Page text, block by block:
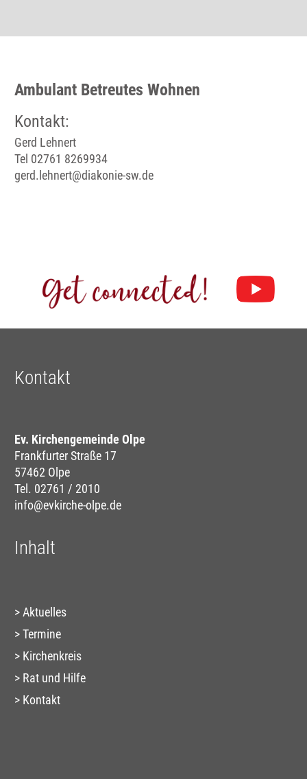
Ambulant Betreutes Wohnen
Kontakt:
Gerd Lehnert
Tel 02761 8269934
gerd.lehnert@diakonie-sw.de
Kontakt
Ev. Kirchengemeinde Olpe
Frankfurter Straße 17
57462 Olpe
Tel. 02761 / 2010
info@evkirche-olpe.de
Inhalt
Aktuelles
Termine
Kirchenkreis
Rat und Hilfe
Kontakt